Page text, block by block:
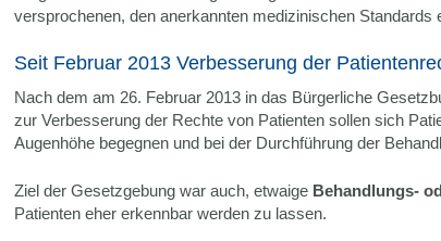
versprochenen, den anerkannten medizinischen Standards
Seit Februar 2013 Verbesserung der
Nach dem am 26. Februar 2013 in das Bürgerliche
zur Verbesserung der Rechte von Patienten sollen sich
Augenhöhe begegnen und bei der Durchführung der
Ziel der Gesetzgebung war auch, etwaige Behandlungs-
Patienten eher erkennbar werden zu lassen.